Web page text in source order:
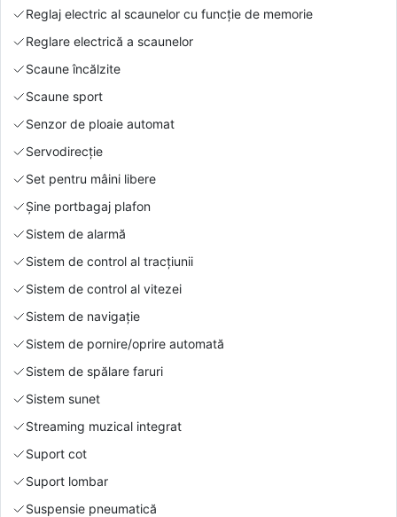
Reglaj electric al scaunelor cu funcție de memorie
Reglare electrică a scaunelor
Scaune încălzite
Scaune sport
Senzor de ploaie automat
Servodirecție
Set pentru mâini libere
Şine portbagaj plafon
Sistem de alarmă
Sistem de control al tracțiunii
Sistem de control al vitezei
Sistem de navigație
Sistem de pornire/oprire automată
Sistem de spălare faruri
Sistem sunet
Streaming muzical integrat
Suport cot
Suport lombar
Suspensie pneumatică